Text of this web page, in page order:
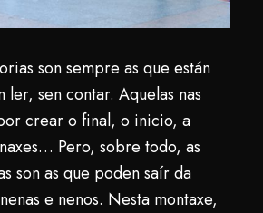
son sempre as que están
ler, sen contar. Aquelas nas
crear o final, o inicio, a
Pero, sobre todo, as
son as que poden saír da
e nenos. Nesta montaxe,